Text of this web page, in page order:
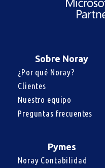
Sobre Noray
¿Por qué Noray?
Clientes
Nuestro equipo
Preguntas frecuentes
Pymes
Noray Contabilidad